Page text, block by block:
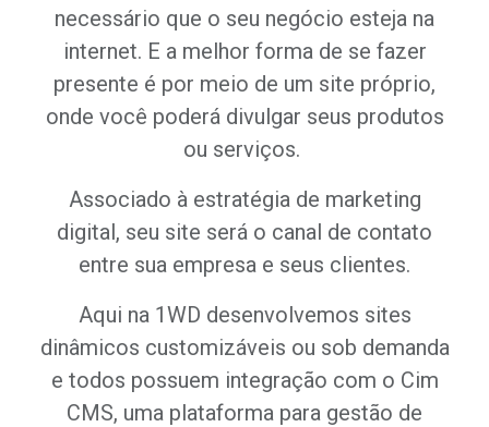
necessário que o seu negócio esteja na
internet. E a melhor forma de se fazer
presente é por meio de um site próprio,
onde você poderá divulgar seus produtos
ou serviços.
Associado à estratégia de marketing
digital, seu site será o canal de contato
entre sua empresa e seus clientes.
Aqui na 1WD desenvolvemos sites
dinâmicos customizáveis ou sob demanda
e todos possuem integração com o Cim
CMS, uma plataforma para gestão de